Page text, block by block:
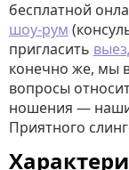
бесплатной
шоу-рум
пригласить
конечно же, мы
вопросы
ношения — наши
Приятного